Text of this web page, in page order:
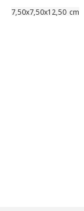
7,50x7,50x12,50 cm